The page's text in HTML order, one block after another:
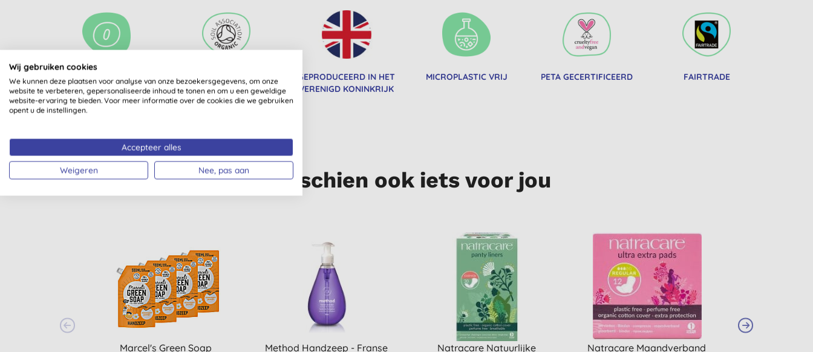
BIOLOGISCH
GECERTIFICEERD DOOR
SOIL ASSOCIATION
GEPRODUCEERD IN HET
VERENIGD KONINKRIJK
MICROPLASTIC VRIJ PETA GECERTIFICEERD FAIRTRADE
Misschien ook iets voor jou
Marcel's Green Soap
Method Handzeep - Franse
Natracare Natuurlijke
Natracare Maandverband
Wij gebruiken cookies
We kunnen deze plaatsen voor analyse van onze bezoekersgegevens, om onze
website te verbeteren, gepersonaliseerde inhoud te tonen en om u een geweldige
website-ervaring te bieden. Voor meer informatie over de cookies die we gebruiken
opent u de instellingen.
Accepteer alles
Weigeren Nee, pas aan